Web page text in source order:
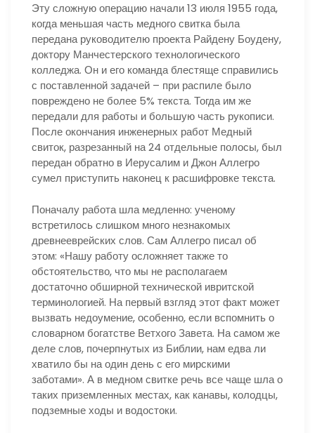
Эту сложную операцию начали 13 июля 1955 года,
когда меньшая часть медного свитка была
передана руководителю проекта Райдену Боудену,
доктору Манчестерского технологического
колледжа. Он и его команда блестяще справились
с поставленной задачей – при распиле было
повреждено не более 5% текста. Тогда им же
передали для работы и большую часть рукописи.
После окончания инженерных работ Медный
свиток, разрезанный на 24 отдельные полосы, был
передан обратно в Иерусалим и Джон Аллегро
сумел приступить наконец к расшифровке текста.
Поначалу работа шла медленно: ученому
встретилось слишком много незнакомых
древнееврейских слов. Сам Аллегро писал об
этом: «Нашу работу осложняет также то
обстоятельство, что мы не располагаем
достаточно обширной технической ивритской
терминологией. На первый взгляд этот факт может
вызвать недоумение, особенно, если вспомнить о
словарном богатстве Ветхого Завета. На самом же
деле слов, почерпнутых из Библии, нам едва ли
хватило бы на один день с его мирскими
заботами». А в медном свитке речь все чаще шла о
таких приземленных местах, как канавы, колодцы,
подземные ходы и водостоки.